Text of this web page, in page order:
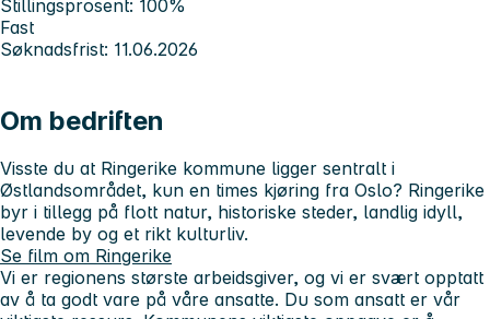
Stillingsprosent: 100%
Fast
Søknadsfrist: 11.06.2026
Om bedriften
Visste du at Ringerike kommune ligger sentralt i
Østlandsområdet, kun en times kjøring fra Oslo? Ringerike
byr i tillegg på flott natur, historiske steder, landlig idyll,
levende by og et rikt kulturliv.
Se film om Ringerike
Vi er regionens største arbeidsgiver, og vi er svært opptatt
av å ta godt vare på våre ansatte. Du som ansatt er vår